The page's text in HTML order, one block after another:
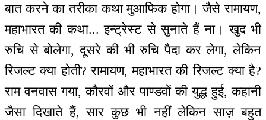
बात करने का तरीका कथा मुआफिक होगा। जैसे रामायण,
महाभारत की कथा... इन्ट्रेस्ट से सुनाते हैं ना। खुद भी
रुचि से बोलेगा, दूसरे की भी रुचि पैदा कर लेगा, लेकिन
रिजल्ट क्या होती? रामायण, महाभारत की रिजल्ट क्या है?
राम वनवास गया, कौरवों और पाण्डवों की युद्ध हुई, कहानी
जैसा दिखाते हैं, सार कुछ भी नहीं लेकिन साज़ बहुत